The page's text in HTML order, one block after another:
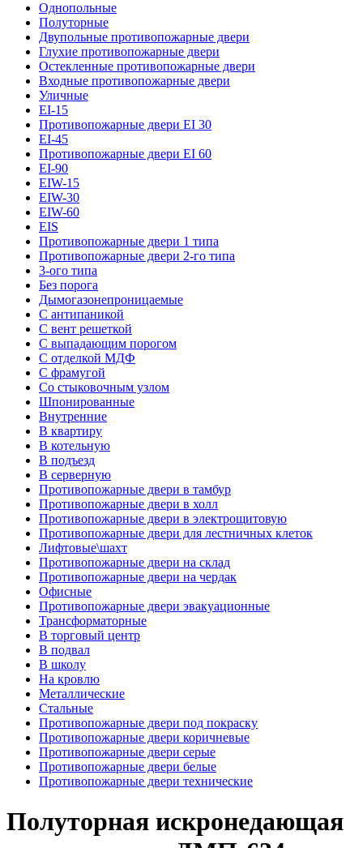
Однопольные
Полуторные
Двупольные противопожарные двери
Глухие противопожарные двери
Остекленные противопожарные двери
Входные противопожарные двери
Уличные
EI-15
Противопожарные двери EI 30
EI-45
Противопожарные двери EI 60
EI-90
EIW-15
EIW-30
EIW-60
EIS
Противопожарные двери 1 типа
Противопожарные двери 2-го типа
3-ого типа
Без порога
Дымогазонепроницаемые
С антипаникой
С вент решеткой
С выпадающим порогом
С отделкой МДФ
С фрамугой
Со стыковочным узлом
Шпонированные
Внутренние
В квартиру
В котельную
В подъезд
В серверную
Противопожарные двери в тамбур
Противопожарные двери в холл
Противопожарные двери в электрощитовую
Противопожарные двери для лестничных клеток
Лифтовые\шахт
Противопожарные двери на склад
Противопожарные двери на чердак
Офисные
Противопожарные двери эвакуационные
Трансформаторные
В торговый центр
В подвал
В школу
На кровлю
Металлические
Стальные
Противопожарные двери под покраску
Противопожарные двери коричневые
Противопожарные двери серые
Противопожарные двери белые
Противопожарные двери технические
Полуторная искронедающая